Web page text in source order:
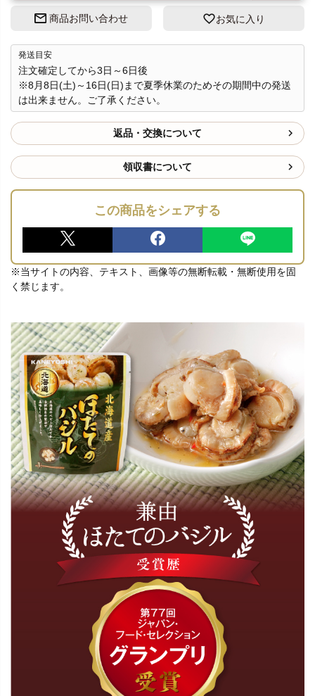
商品お問い合わせ お気に入り
発送目安
注文確定してから3日～6日後
※8月8日(土)～16日(日)まで夏季休業のためその期間中の発送
は出来ません。ご了承ください。
返品・交換について
領収書について
この商品をシェアする
※当サイトの内容、テキスト、画像等の無断転載・無断使用を固
く禁じます。